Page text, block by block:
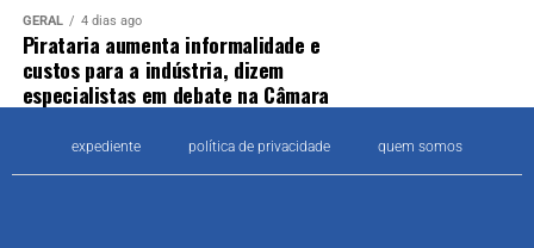
GERAL 4 dias ago
Pirataria aumenta informalidade e
custos para a indústria, dizem
especialistas em debate na Câmara
expediente política de privacidade quem somos